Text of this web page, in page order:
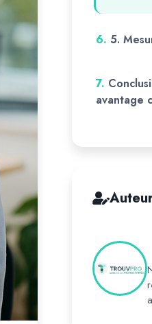
6. 5.
7.
avantage